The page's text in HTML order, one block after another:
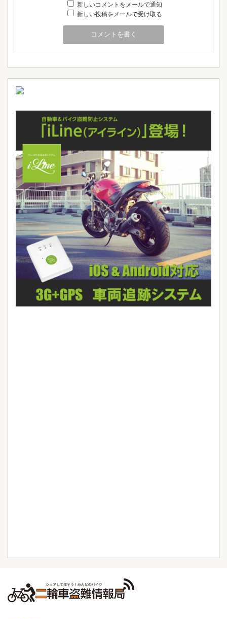
新しいコメントをメールで通知
新しい投稿をメールで受け取る